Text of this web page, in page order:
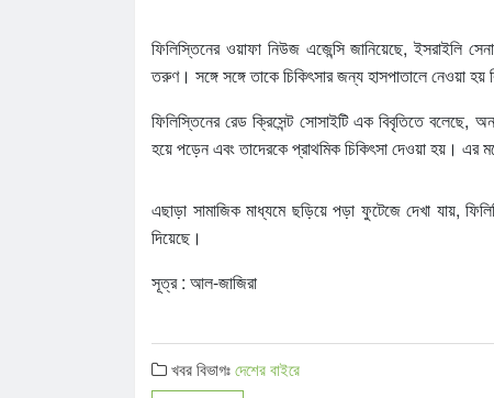
ফিলিস্তিনের ওয়াফা নিউজ এজেন্সি জানিয়েছে, ইসরাইলি
তরুণ। সঙ্গে সঙ্গে তাকে চিকিৎসার জন্য হাসপাতালে নেওয়া
ফিলিস্তিনের রেড ক্রিসেন্ট সোসাইটি এক বিবৃতিতে বলেছে,
হয়ে পড়েন এবং তাদেরকে প্রাথমিক চিকিৎসা দেওয়া হয়। এর
এছাড়া সামাজিক মাধ্যমে ছড়িয়ে পড়া ফুটেজে দেখা যায়,
দিয়েছে।
সূত্র : আল-জাজিরা
খবর বিভাগঃদেশের বাইরে